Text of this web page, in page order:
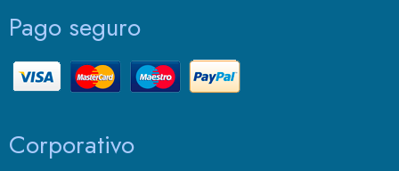
Pago seguro
Corporativo